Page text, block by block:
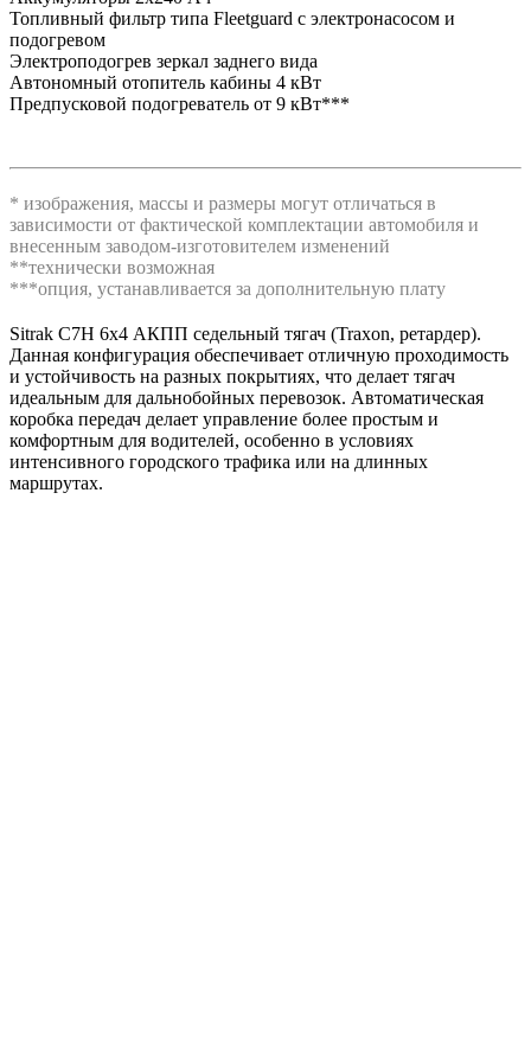
Топливный фильтр типа Fleetguard с электронасосом и
подогревом
Электроподогрев зеркал заднего вида
Автономный отопитель кабины 4 кВт
Предпусковой подогреватель от 9 кВт***
* изображения, массы и размеры могут отличаться в
зависимости от фактической комплектации автомобиля и
внесенным заводом-изготовителем изменений
**технически возможная
***опция, устанавливается за дополнительную плату
Sitrak C7H 6х4 АКПП седельный тягач (Traxon, ретардер).
Данная конфигурация обеспечивает отличную проходимость
и устойчивость на разных покрытиях, что делает тягач
идеальным для дальнобойных перевозок. Автоматическая
коробка передач делает управление более простым и
комфортным для водителей, особенно в условиях
интенсивного городского трафика или на длинных
маршрутах.